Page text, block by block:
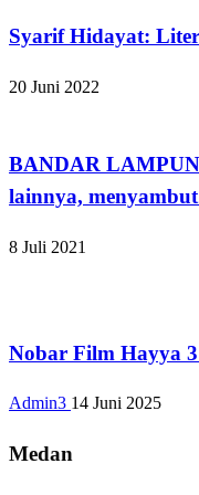
Syarif Hidayat:
20 Juni 2022
BANDAR
lainnya,
8 Juli 2021
Nobar Film Hayya
Admin3 14 Juni 2025
Medan